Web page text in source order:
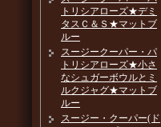
トリシアローズ★デミ
タスＣ＆Ｓ★マットブ
ルー
スージークーパー・パ
トリシアローズ★小さ
なシュガーボウルとミ
ルクジャグ★マットブ
ルー
スージー・クーパー(ド